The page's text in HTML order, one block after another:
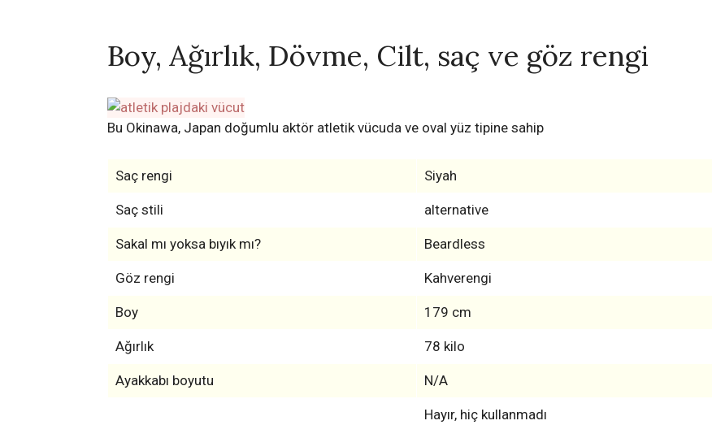
Boy, Ağırlık, Dövme, Cilt, saç ve göz rengi
Bu Okinawa, Japan doğumlu aktör atletik vücuda ve oval yüz tipine sahip
Saç rengi Siyah
Saç stili alternative
Sakal mı yoksa bıyık mı? Beardless
Göz rengi Kahverengi
Boy 179 cm
Ağırlık 78 kilo
Ayakkabı boyutu N/A
Hayır, hiç kullanmadı